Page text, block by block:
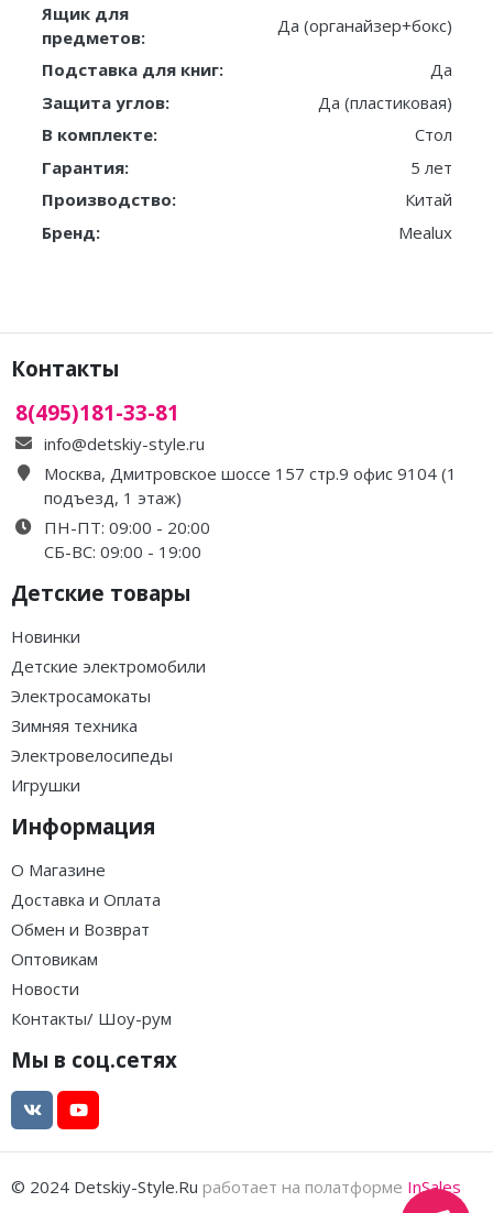
Ящик для
предметов:
Да (органайзер+бокс)
Подставка для книг:
Да
Защита углов:
Да (пластиковая)
В комплекте:
Стол
Гарантия:
5 лет
Производство:
Китай
Бренд:
Mealux
Контакты
8(495)181-33-81
info@detskiy-style.ru
Москва, Дмитровское шоссе 157 стр.9 офис 9104 (1
подъезд, 1 этаж)
ПН-ПТ: 09:00 - 20:00
СБ-ВС: 09:00 - 19:00
Детские товары
Новинки
Детские электромобили
Электросамокаты
Зимняя техника
Электровелосипеды
Игрушки
Информация
О Магазине
Доставка и Оплата
Обмен и Возврат
Оптовикам
Новости
Контакты/ Шоу-рум
Мы в соц.сетях
© 2024 Detskiy-Style.Ru работает на полатформе InSales